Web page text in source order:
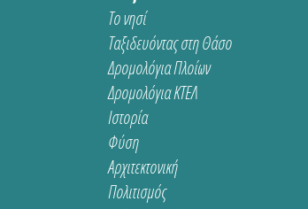
Το νησί
Ταξιδευόντας στη Θάσο
Δρομολόγια Πλοίων
Δρομολόγια ΚΤΕΛ
Ιστορία
Φύση
Αρχιτεκτονική
Πολιτισμός